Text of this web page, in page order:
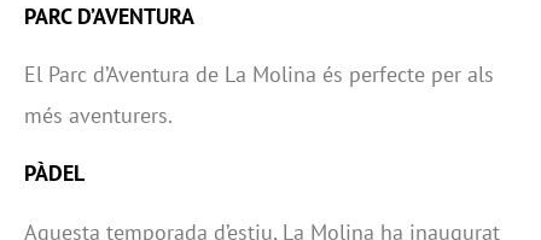
PARC D’AVENTURA
El Parc d’Aventura de La Molina és perfecte per als
més aventurers.
PÀDEL
Aquesta temporada d’estiu, La Molina ha inaugurat